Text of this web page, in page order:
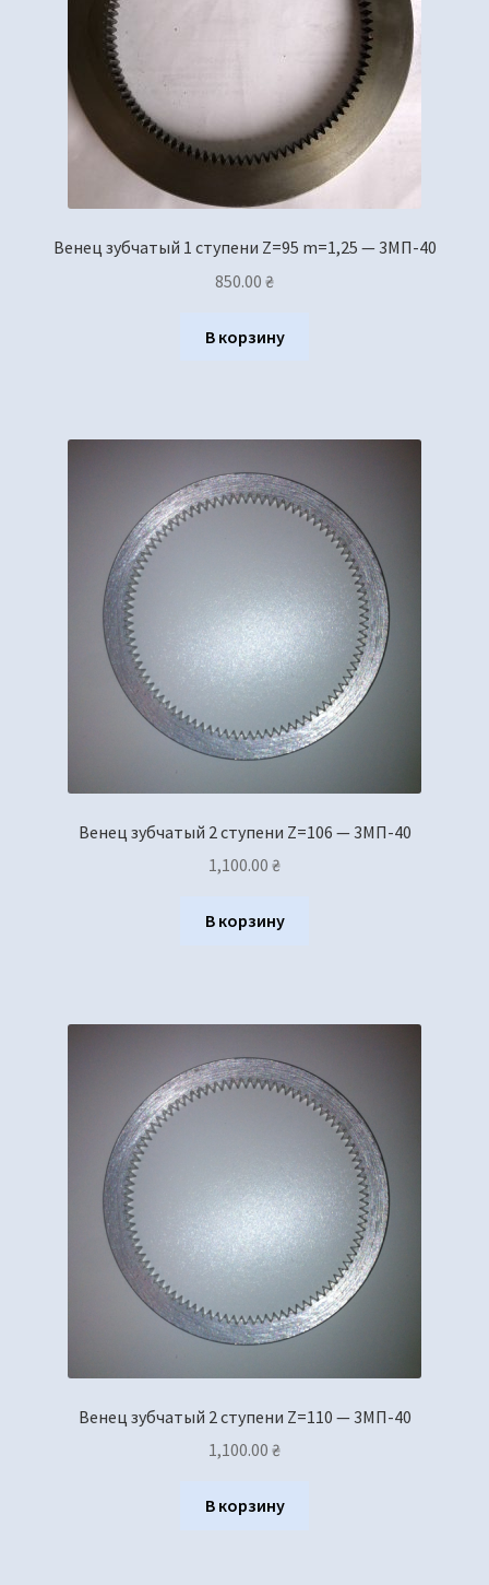
Венец зубчатый 1 ступени Z=95 m=1,25 — 3МП-40
850.00 ₴
В корзину
Венец зубчатый 2 ступени Z=106 — 3МП-40
1,100.00 ₴
В корзину
Венец зубчатый 2 ступени Z=110 — 3МП-40
1,100.00 ₴
В корзину